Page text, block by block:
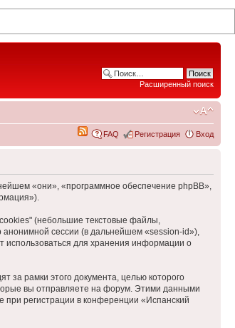
Расширенный поиск
FAQ Регистрация Вход
«они», «программное обеспечение phpBB»,
(небольшие текстовые файлы,
сессии (в дальнейшем «session-id»),
использоваться для хранения информации о
рамки этого документа, целью которого
вы отправляете на форум. Этими данными
регистрации в конференции «Испанский